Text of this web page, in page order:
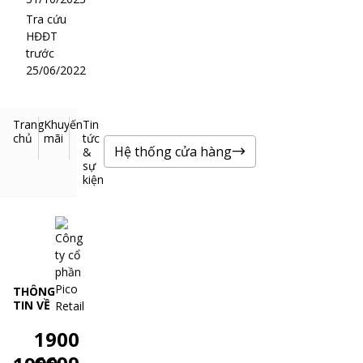
Tra cứu
HĐĐT
trước
25/06/2022
Trang
chủ
Khuyến
mãi
Tin
tức
&
sự
kiện
Hệ thống cửa hàng
THÔNG
TIN VỀ
1900